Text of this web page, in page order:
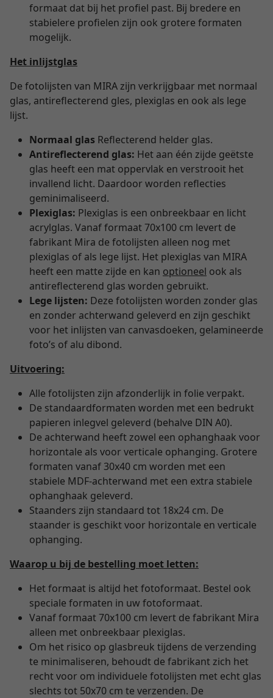
formaat dat bij het profiel past. Bij bredere en
stabielere profielen zijn ook grotere formaten
mogelijk.
Het inlijstglas
De fotolijsten van MIRA zijn verkrijgbaar met normaal
glas, antireflecterend gles, plexiglas en ook als lege
lijst.
Normaal glas Reflecterend helder glas.
Antireflecterend glas: Het aan één zijde geëtste
glas heeft een mat oppervlak en verstrooit het
invallend licht. Daardoor worden reflecties
geminimaliseerd.
Plexiglas: Plexiglas is een onbreekbaar en licht
acrylglas. Vanaf formaat 70x100 cm levert de
fabrikant Mira de fotolijsten alleen nog met
plexiglas of als lege lijst. Het plexiglas van MIRA
heeft een matte zijde en kan optioneel ook als
antireflecterend glas worden gebruikt.
Lege lijsten: Deze fotolijsten worden zonder glas
en zonder achterwand geleverd en zijn geschikt
voor het inlijsten van canvasdoeken, gelamineerde
foto’s of alu dibond.
Uitvoering:
Alle fotolijsten zijn afzonderlijk in folie verpakt.
De standaardformaten worden met een bedrukt
papieren inlegvel geleverd (behalve DIN A0).
De achterwand heeft zowel een ophanghaak voor
horizontale als voor verticale ophanging. Grotere
formaten vanaf 30x40 cm worden met een
stabiele MDF-achterwand met een extra stabiele
ophanghaak geleverd.
Staanders zijn standaard tot 18x24 cm. De
staander is geschikt voor horizontale en verticale
ophanging.
Waarop u bij de bestelling moet letten:
Het formaat is altijd het fotoformaat. Bestel ook
speciale formaten in uw fotoformaat.
Vanaf formaat 70x100 cm levert de fabrikant Mira
alleen met onbreekbaar plexiglas.
Om het risico op glasbreuk tijdens de verzending
te minimaliseren, behoudt de fabrikant zich het
recht voor om individuele fotolijsten met echt glas
slechts tot 50x70 cm te verzenden. De